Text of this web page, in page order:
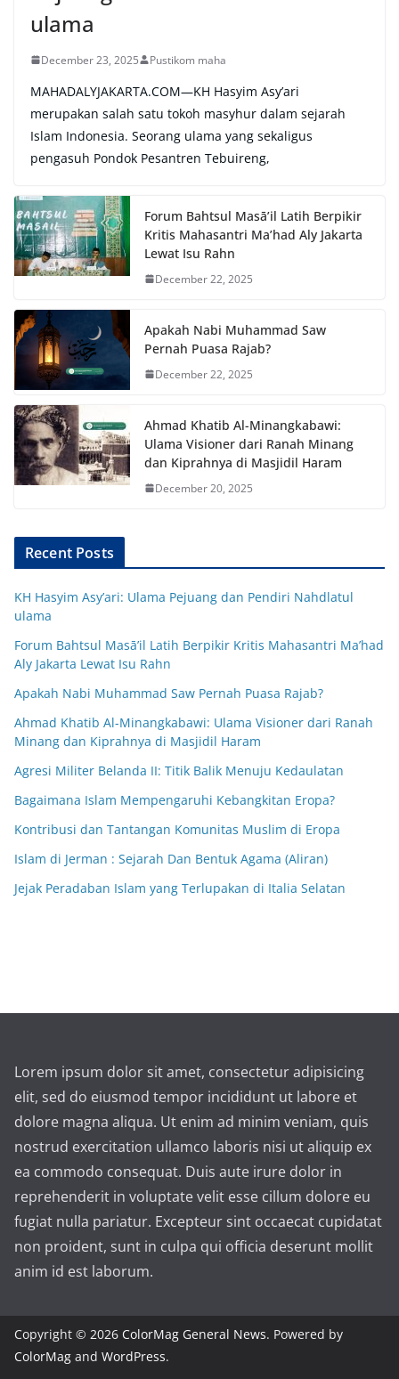
ulama
December 23, 2025 Pustikom maha
MAHADALYJAKARTA.COM—KH Hasyim Asy’ari
merupakan salah satu tokoh masyhur dalam sejarah
Islam Indonesia. Seorang ulama yang sekaligus
pengasuh Pondok Pesantren Tebuireng,
Forum Bahtsul Masā’il Latih Berpikir
Kritis Mahasantri Ma’had Aly Jakarta
Lewat Isu Rahn
December 22, 2025
Apakah Nabi Muhammad Saw
Pernah Puasa Rajab?
December 22, 2025
Ahmad Khatib Al-Minangkabawi:
Ulama Visioner dari Ranah Minang
dan Kiprahnya di Masjidil Haram
December 20, 2025
Recent Posts
KH Hasyim Asy’ari: Ulama Pejuang dan Pendiri Nahdlatul
ulama
Forum Bahtsul Masā’il Latih Berpikir Kritis Mahasantri Ma’had
Aly Jakarta Lewat Isu Rahn
Apakah Nabi Muhammad Saw Pernah Puasa Rajab?
Ahmad Khatib Al-Minangkabawi: Ulama Visioner dari Ranah
Minang dan Kiprahnya di Masjidil Haram
Agresi Militer Belanda II: Titik Balik Menuju Kedaulatan
Bagaimana Islam Mempengaruhi Kebangkitan Eropa?
Kontribusi dan Tantangan Komunitas Muslim di Eropa
Islam di Jerman : Sejarah Dan Bentuk Agama (Aliran)
Jejak Peradaban Islam yang Terlupakan di Italia Selatan
Lorem ipsum dolor sit amet, consectetur adipisicing
elit, sed do eiusmod tempor incididunt ut labore et
dolore magna aliqua. Ut enim ad minim veniam, quis
nostrud exercitation ullamco laboris nisi ut aliquip ex
ea commodo consequat. Duis aute irure dolor in
reprehenderit in voluptate velit esse cillum dolore eu
fugiat nulla pariatur. Excepteur sint occaecat cupidatat
non proident, sunt in culpa qui officia deserunt mollit
anim id est laborum.
Copyright © 2026 ColorMag General News. Powered by
ColorMag and WordPress.